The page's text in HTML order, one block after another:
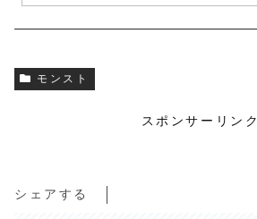
モンスト
スポンサーリンク
シェアする